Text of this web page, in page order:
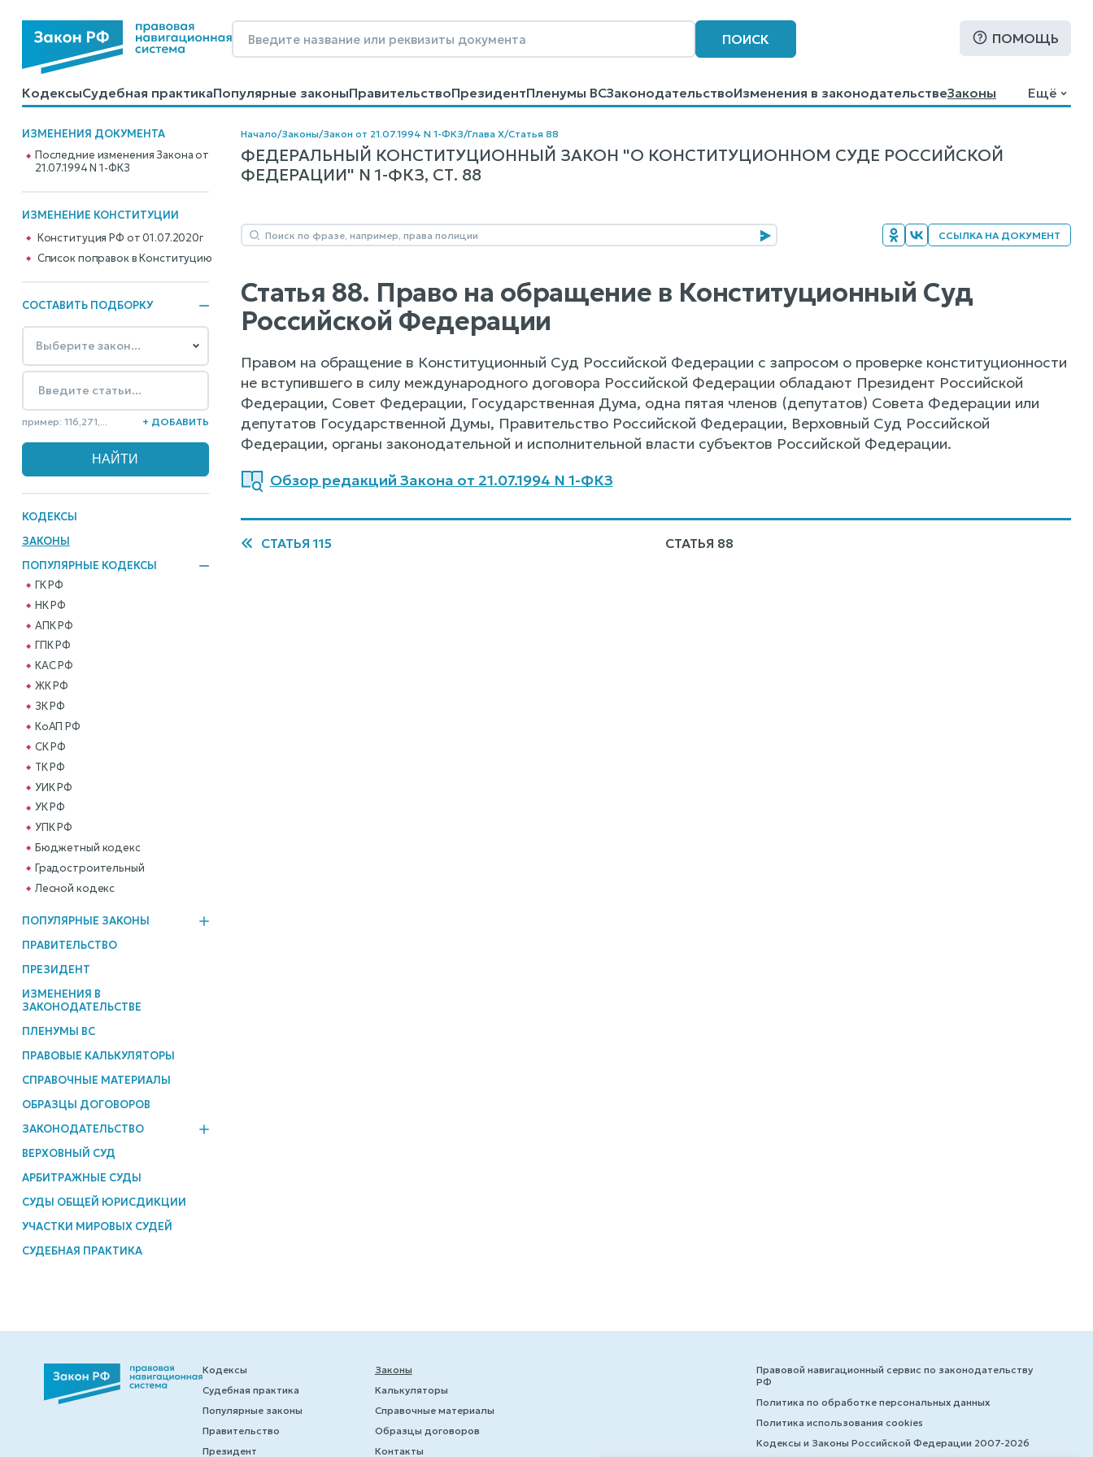
ПОИСК ПОМОЩЬ
КодексыСудебная практикаПопулярные законыПравительствоПрезидентПленумы ВСЗаконодательствоИзменения в законодательствеЗаконы
КалькуляторыСправочные материалыОбразцы договоровКонтактыПомощьПоиск
Ещё
ИЗМЕНЕНИЯ ДОКУМЕНТА
Последние изменения Закона от
21.07.1994 N 1-ФКЗ
ИЗМЕНЕНИЕ КОНСТИТУЦИИ
Конституция РФ от 01.07.2020г
Cписок поправок в Конституцию
СОСТАВИТЬ ПОДБОРКУ
пример: 116,271,... + ДОБАВИТЬ
КОДЕКСЫ
ЗАКОНЫ
ПОПУЛЯРНЫЕ КОДЕКСЫ
ГК РФ
НК РФ
АПК РФ
ГПК РФ
КАС РФ
ЖК РФ
ЗК РФ
КоАП РФ
СК РФ
ТК РФ
УИК РФ
УК РФ
УПК РФ
Бюджетный кодекс
Градостроительный
Лесной кодекс
ПОПУЛЯРНЫЕ ЗАКОНЫ
ПРАВИТЕЛЬСТВО
ПРЕЗИДЕНТ
ИЗМЕНЕНИЯ В
ЗАКОНОДАТЕЛЬСТВЕ
ПЛЕНУМЫ ВС
ПРАВОВЫЕ КАЛЬКУЛЯТОРЫ
СПРАВОЧНЫЕ МАТЕРИАЛЫ
ОБРАЗЦЫ ДОГОВОРОВ
ЗАКОНОДАТЕЛЬСТВО
ВЕРХОВНЫЙ СУД
АРБИТРАЖНЫЕ СУДЫ
СУДЫ ОБЩЕЙ ЮРИСДИКЦИИ
УЧАСТКИ МИРОВЫХ СУДЕЙ
СУДЕБНАЯ ПРАКТИКА
Начало/Законы/Закон от 21.07.1994 N 1-ФКЗ/Глава X/Статья 88
ФЕДЕРАЛЬНЫЙ КОНСТИТУЦИОННЫЙ ЗАКОН "О КОНСТИТУЦИОННОМ СУДЕ РОССИЙСКОЙ
ФЕДЕРАЦИИ" N 1-ФКЗ, СТ. 88
ССЫЛКА НА ДОКУМЕНТ
Статья 88. Право на обращение в Конституционный Суд
Российской Федерации
Правом на обращение в Конституционный Суд Российской Федерации с запросом о проверке конституционности
не вступившего в силу международного договора Российской Федерации обладают Президент Российской
Федерации, Совет Федерации, Государственная Дума, одна пятая членов (депутатов) Совета Федерации или
депутатов Государственной Думы, Правительство Российской Федерации, Верховный Суд Российской
Федерации, органы законодательной и исполнительной власти субъектов Российской Федерации.
Обзор редакций Закона от 21.07.1994 N 1-ФКЗ
СТАТЬЯ 115 СТАТЬЯ 88
Кодексы
Судебная практика
Популярные законы
Правительство
Президент
Законы
Калькуляторы
Справочные материалы
Образцы договоров
Контакты
Правовой навигационный сервис по законодательству
РФ
Политика по обработке персональных данных
Политика использования cookies
Кодексы и Законы Российской Федерации 2007-2026